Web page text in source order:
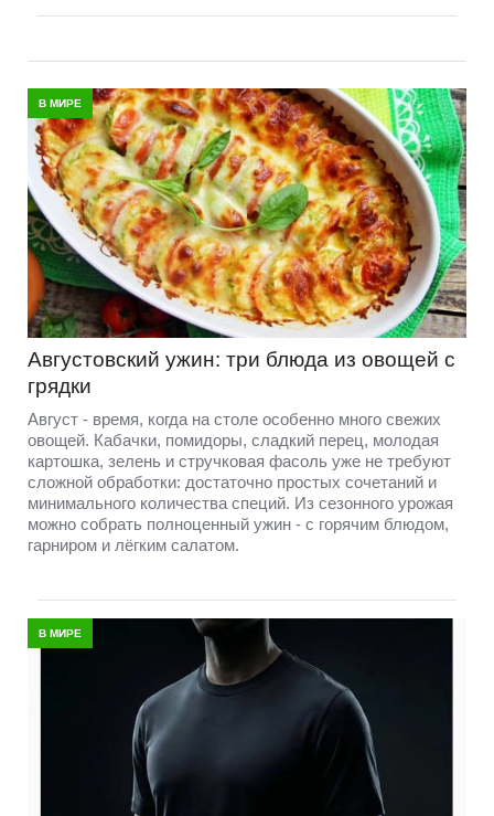
В МИРЕ
Августовский ужин: три блюда из овощей с
грядки
Август - время, когда на столе особенно много свежих
овощей. Кабачки, помидоры, сладкий перец, молодая
картошка, зелень и стручковая фасоль уже не требуют
сложной обработки: достаточно простых сочетаний и
минимального количества специй. Из сезонного урожая
можно собрать полноценный ужин - с горячим блюдом,
гарниром и лёгким салатом.
В МИРЕ